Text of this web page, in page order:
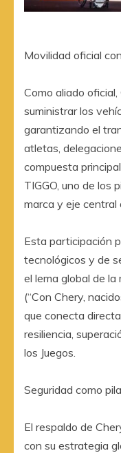
Movilidad oficial
Como aliado
suministrar los
garantizando el
atletas,
compuesta
TIGGO, uno de los
marca y eje central
Esta participación
tecnológicos y de
el lema global de la
(“Con Chery,
que conecta
resiliencia,
los Juegos.
Seguridad como
El respaldo de
con su estrategia